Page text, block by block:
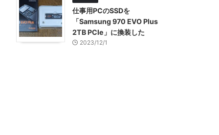
仕事用PCのSSDを
「Samsung 970 EVO Plus
2TB PCIe」に換装した
2023/12/1